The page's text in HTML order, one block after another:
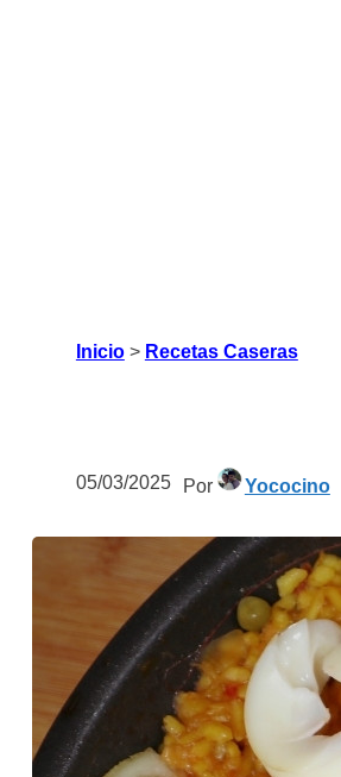
Inicio> Recetas Caseras
05/03/2025 Por Yococino